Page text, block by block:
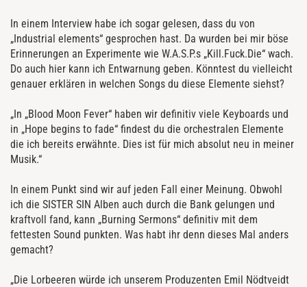
In einem Interview habe ich sogar gelesen, dass du von
„Industrial elements“ gesprochen hast. Da wurden bei mir böse
Erinnerungen an Experimente wie W.A.S.P.s „Kill.Fuck.Die“ wach.
Do auch hier kann ich Entwarnung geben. Könntest du vielleicht
genauer erklären in welchen Songs du diese Elemente siehst?
„In „Blood Moon Fever“ haben wir definitiv viele Keyboards und
in „Hope begins to fade“ findest du die orchestralen Elemente
die ich bereits erwähnte. Dies ist für mich absolut neu in meiner
Musik.“
In einem Punkt sind wir auf jeden Fall einer Meinung. Obwohl
ich die SISTER SIN Alben auch durch die Bank gelungen und
kraftvoll fand, kann „Burning Sermons“ definitiv mit dem
fettesten Sound punkten. Was habt ihr denn dieses Mal anders
gemacht?
„Die Lorbeeren würde ich unserem Produzenten Emil Nödtveidt